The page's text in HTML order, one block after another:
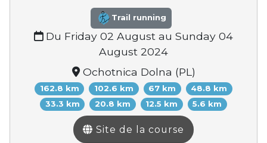
Trail running
Du Friday 02 August au Sunday 04
August 2024
Ochotnica Dolna (PL)
162.8 km 102.6 km 67 km
48.8 km
33.3 km
20.8 km 12.5 km 5.6 km
Site de la course